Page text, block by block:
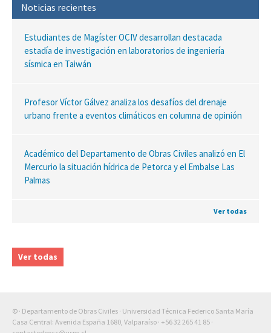
Noticias recientes
Estudiantes de Magíster OCIV desarrollan destacada
estadía de investigación en laboratorios de ingeniería
sísmica en Taiwán
Profesor Víctor Gálvez analiza los desafíos del drenaje
urbano frente a eventos climáticos en columna de opinión
Académico del Departamento de Obras Civiles analizó en El
Mercurio la situación hídrica de Petorca y el Embalse Las
Palmas
Ver todas
Ver todas
© · Departamento de Obras Civiles · Universidad Técnica Federico Santa María
Casa Central: Avenida España 1680, Valparaíso · +56 32 265 41 85 ·